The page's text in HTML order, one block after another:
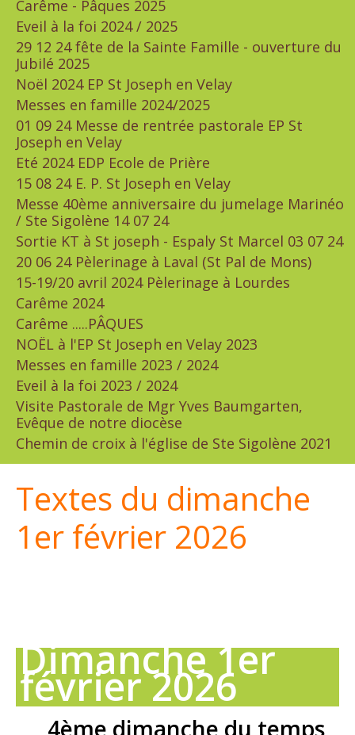
Carême - Pâques 2025
Eveil à la foi 2024 / 2025
29 12 24 fête de la Sainte Famille - ouverture du
Jubilé 2025
Noël 2024 EP St Joseph en Velay
Messes en famille 2024/2025
01 09 24 Messe de rentrée pastorale EP St
Joseph en Velay
Eté 2024 EDP Ecole de Prière
15 08 24 E. P. St Joseph en Velay
Messe 40ème anniversaire du jumelage Marinéo
/ Ste Sigolène 14 07 24
Sortie KT à St joseph - Espaly St Marcel 03 07 24
20 06 24 Pèlerinage à Laval (St Pal de Mons)
15-19/20 avril 2024 Pèlerinage à Lourdes
Carême 2024
Carême .....PÂQUES
NOËL à l'EP St Joseph en Velay 2023
Messes en famille 2023 / 2024
Eveil à la foi 2023 / 2024
Visite Pastorale de Mgr Yves Baumgarten,
Evêque de notre diocèse
Chemin de croix à l'église de Ste Sigolène 2021
Textes du dimanche
1er février 2026
Dimanche 1er
février 2026
4ème dimanche du temps